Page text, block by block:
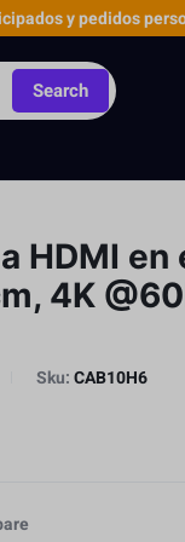
y pedidos
Search
HDMI
4K
Sku:CAB10H6